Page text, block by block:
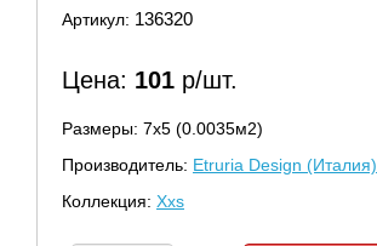
Артикул: 136320
Цена: 101 р/шт.
Размеры: 7х5 (0.0035м2)
Производитель: Etruria Design (Италия)
Коллекция: Xxs